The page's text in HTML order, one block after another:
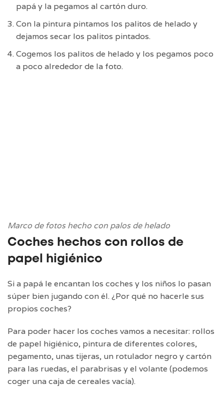
papá y la pegamos al cartón duro.
Con la pintura pintamos los palitos de helado y
dejamos secar los palitos pintados.
Cogemos los palitos de helado y los pegamos poco
a poco alrededor de la foto.
Marco de fotos hecho con palos de helado
Coches hechos con rollos de
papel higiénico
Si a papá le encantan los coches y los niños lo pasan
súper bien jugando con él. ¿Por qué no hacerle sus
propios coches?
Para poder hacer los coches vamos a necesitar: rollos
de papel higiénico, pintura de diferentes colores,
pegamento, unas tijeras, un rotulador negro y cartón
para las ruedas, el parabrisas y el volante (podemos
coger una caja de cereales vacía).